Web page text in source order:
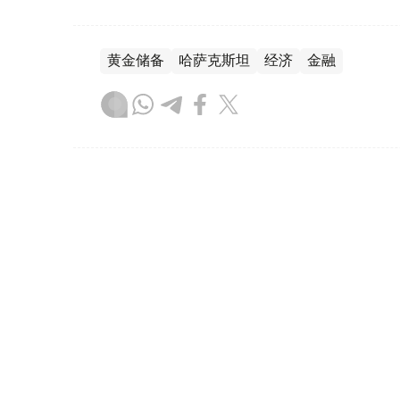
黄金储备 哈萨克斯坦 经济 金融